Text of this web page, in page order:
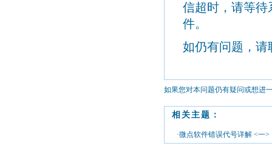
信超时，请等待
件。
如仍有问题，请
如果您对本问题仍有疑问或想进
相关主题：
·微点软件错误代号详解 <一>